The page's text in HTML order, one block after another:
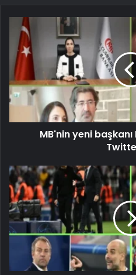
MB'nin yeni